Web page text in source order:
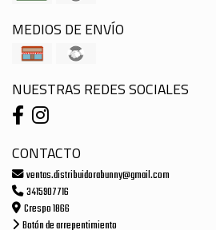
MEDIOS DE ENVÍO
NUESTRAS REDES SOCIALES
CONTACTO
ventas.distribuidorabunny@gmail.com
3415907716
Crespo 1866
Botón de arrepentimiento